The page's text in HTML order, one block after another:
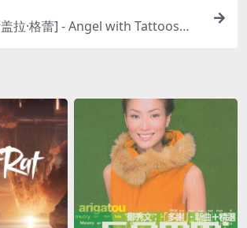
拉·格蕾] - Angel with Tattoos（2